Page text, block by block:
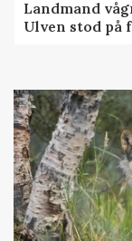
Landmand
Ulven stod på